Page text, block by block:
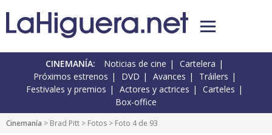
CINEMANÍA: Noticias de cine
Cartelera
Próximos estrenos
DVD Avances
Tráilers
Festivales y premios
Actores y actrices
Carteles
Box-office
Cinemanía > Brad Pitt > Fotos > Foto 4 de 93